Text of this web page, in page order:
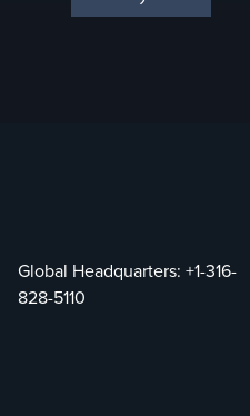
Global Headquarters: +1-316-
828-5110